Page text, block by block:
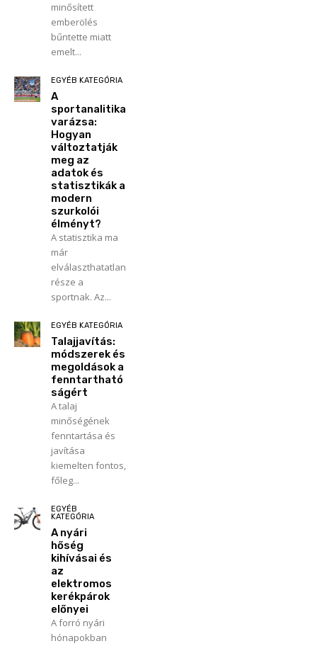
minősített
emberölés
bűntette miatt
emelt...
EGYÉB KATEGÓRIA
A
sportanalitika
varázsa:
Hogyan
változtatják
meg az
adatok és
statisztikák a
modern
szurkolói
élményt?
A statisztika ma
már
elválaszthatatlan
része a
sportnak. Az...
EGYÉB KATEGÓRIA
Talajjavítás:
módszerek és
megoldások a
fenntartható
ságért
A talaj
minőségének
fenntartása és
javítása
kiemelten fontos,
főleg...
EGYÉB
KATEGÓRIA
A nyári
hőség
kihívásai és
az
elektromos
kerékpárok
előnyei
A forró nyári
hónapokban